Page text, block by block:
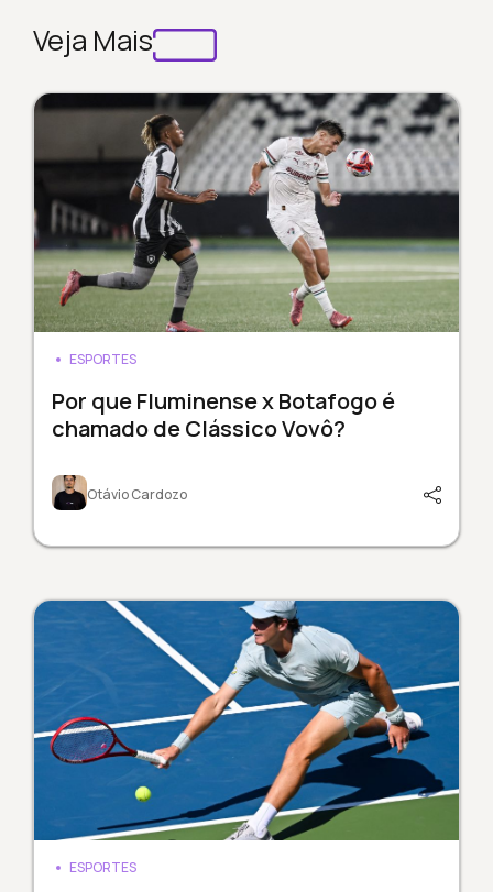
Veja Mais
ESPORTES
Por que Fluminense x Botafogo é
chamado de Clássico Vovô?
Otávio Cardozo
ESPORTES